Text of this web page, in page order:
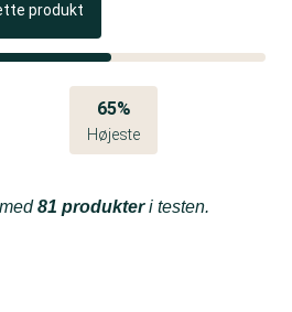
produkt
65%
Højeste
81 produkteri testen.